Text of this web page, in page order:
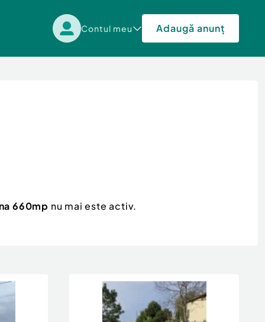
Contul meu Adaugă anunț
660mp nu mai este activ.